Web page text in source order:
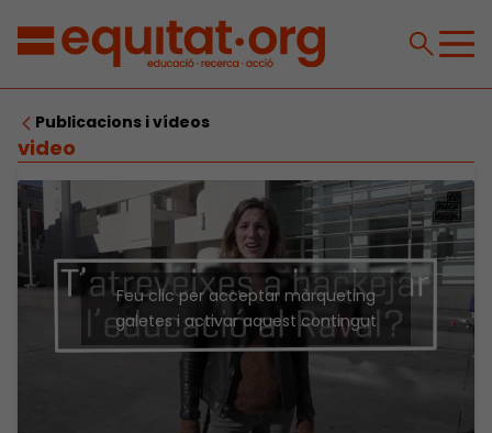
Publicacions i vídeos
video
Feu clic per acceptar màrqueting
galetes i activar aquest contingut